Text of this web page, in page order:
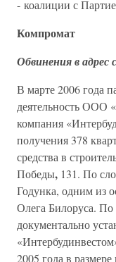
- коалиции с
Компромат
Обвинения в адрес
В марте 2006 года
деятельность ООО
компания
получения 378
средства в
Победы, 131. По
Годунка, одним из
Олега Билоруса.
документально
2005 года в